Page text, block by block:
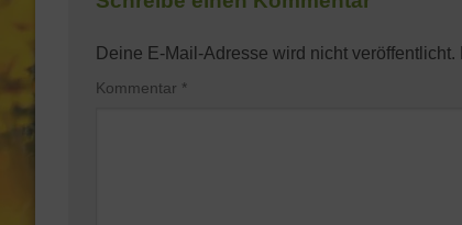
Deine E-Mail-Adresse wird nicht veröffentlicht.
Kommentar *